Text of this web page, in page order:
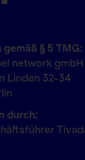
gemäß § 5 TMG:
network gmbH
Linden 32-34
durch: